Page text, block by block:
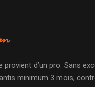
provient d’un pro. Sans
minimum 3 mois,